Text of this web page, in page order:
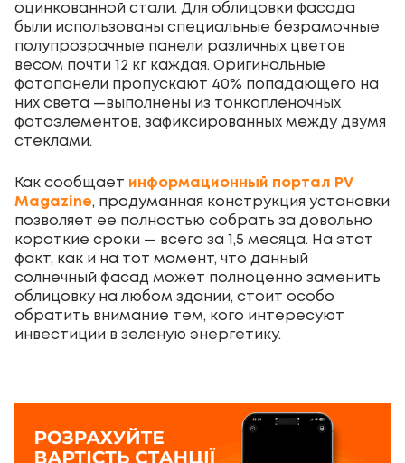
оцинкованной стали. Для облицовки фасада
были использованы специальные безрамочные
полупрозрачные панели различных цветов
весом почти 12 кг каждая. Оригинальные
фотопанели пропускают 40% попадающего на
них света —выполнены из тонкопленочных
фотоэлементов, зафиксированных между двумя
стеклами.
Как сообщает информационный портал PV
Magazine, продуманная конструкция установки
позволяет ее полностью собрать за довольно
короткие сроки — всего за 1,5 месяца. На этот
факт, как и на тот момент, что данный
солнечный фасад может полноценно заменить
облицовку на любом здании, стоит особо
обратить внимание тем, кого интересуют
инвестиции в зеленую энергетику.